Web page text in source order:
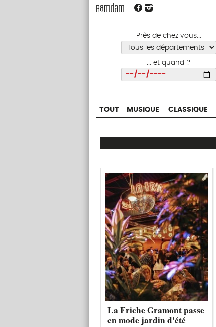
Près de chez vous...
... et quand ?
TOUT MUSIQUE CLASSIQUE
Ramdam
Magazine
La Friche Gramont passe
en mode jardin d'été